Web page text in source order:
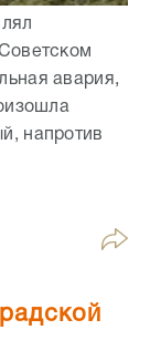
авария,
напротив